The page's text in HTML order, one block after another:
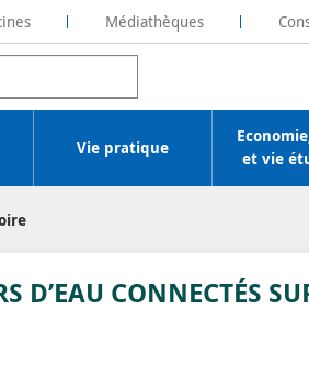
Médiathèques
Vie pratique
et vie
D’EAU CONNECTÉS